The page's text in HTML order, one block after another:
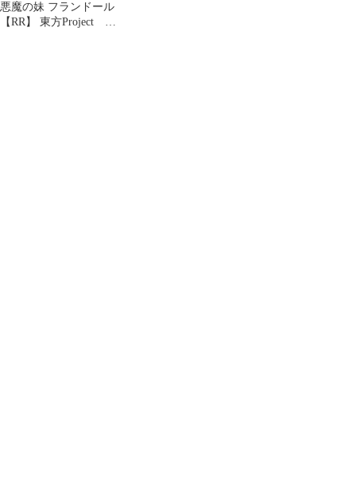
悪魔の妹 フランドール
【RR】 東方Project ヴ